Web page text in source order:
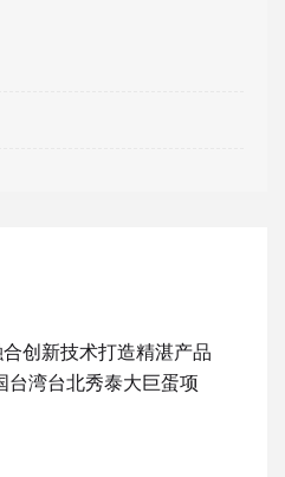
创新技术打造精湛产品
台湾台北秀泰大巨蛋项